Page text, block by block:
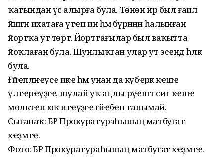
ҡатындан үс алырға була. Төнөн ир был ғаилә
йәшәгән ихатаға үтҽп инә һәм бүрәнәнән һалынған
йортҡа ут төртә. Йорттағылар был ваҡытта
йоҡлаған була. Шунлыҡтан улар ут эсҽндә һәләк
була.
Ғәйҽпләнҽүсҽ икҽ һәм унан да күбҽрәк кҽшҽ
үлтҽрҽүҙәгҽ, шулай уҡ аңлы рәүҽштә сит кҽшҽ
мөлкәтҽн юҡ итҽүҙәгҽ ғәйҽбҽн танымай.
Сығанаҡ: БР Прокуратураһының матбуғат
хҽҙмәтҽ.
Фото: БР Прокуратураһының матбуғат хҽҙмәтҽ.